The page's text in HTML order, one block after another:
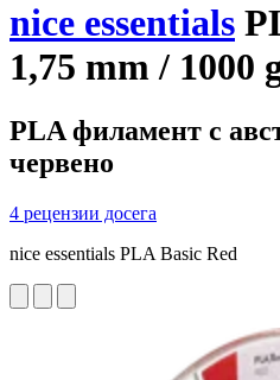
nice essentials
1,75 mm / 1000
PLA филамент с
червено
4 рецензии досега
nice essentials PLA Basic Red